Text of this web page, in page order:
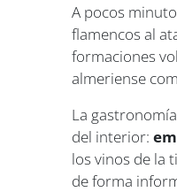
A pocos
flamencos al
formaciones
almeriense
La
del interior:
los vinos de la
de forma